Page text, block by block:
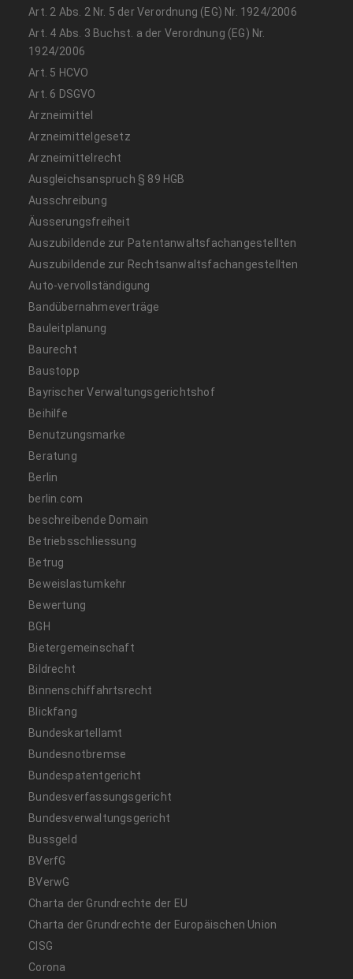
Art. 2 Abs. 2 Nr. 5 der Verordnung (EG) Nr. 1924/2006
Art. 4 Abs. 3 Buchst. a der Verordnung (EG) Nr.
1924/2006
Art. 5 HCVO
Art. 6 DSGVO
Arzneimittel
Arzneimittelgesetz
Arzneimittelrecht
Ausgleichsanspruch § 89 HGB
Ausschreibung
Äusserungsfreiheit
Auszubildende zur Patentanwaltsfachangestellten
Auszubildende zur Rechtsanwaltsfachangestellten
Auto-vervollständigung
Bandübernahmeverträge
Bauleitplanung
Baurecht
Baustopp
Bayrischer Verwaltungsgerichtshof
Beihilfe
Benutzungsmarke
Beratung
Berlin
berlin.com
beschreibende Domain
Betriebsschliessung
Betrug
Beweislastumkehr
Bewertung
BGH
Bietergemeinschaft
Bildrecht
Binnenschiffahrtsrecht
Blickfang
Bundeskartellamt
Bundesnotbremse
Bundespatentgericht
Bundesverfassungsgericht
Bundesverwaltungsgericht
Bussgeld
BVerfG
BVerwG
Charta der Grundrechte der EU
Charta der Grundrechte der Europäischen Union
CISG
Corona